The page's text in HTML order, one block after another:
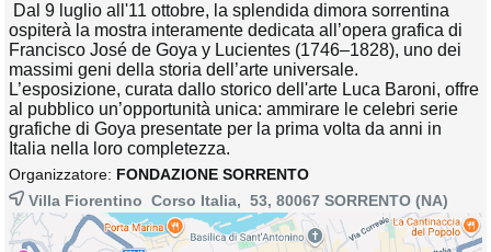
Dal 9 luglio all'11 ottobre, la splendida dimora sorrentina
ospiterà la mostra interamente dedicata all’opera grafica di
Francisco José de Goya y Lucientes (1746–1828), uno dei
massimi geni della storia dell’arte universale.
L’esposizione, curata dallo storico dell'arte Luca Baroni, offre
al pubblico un’opportunità unica: ammirare le celebri serie
grafiche di Goya presentate per la prima volta da anni in
Italia nella loro completezza.
Organizzatore: FONDAZIONE SORRENTO
Villa Fiorentino Corso Italia, 53, 80067 SORRENTO (NA)